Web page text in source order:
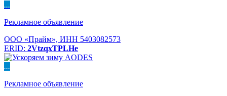
...
Рекламное объявление
ООО «Прайм», ИНН 5403082573
ERID: 2VtzqxTPLHe
...
Рекламное объявление